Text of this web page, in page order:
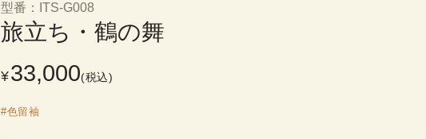
型番 ： ITS-G008
旅立ち・鶴の舞
¥33,000(税込)
#色留袖